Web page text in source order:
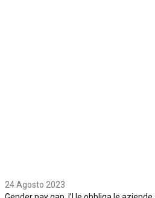
24 Agosto 2023